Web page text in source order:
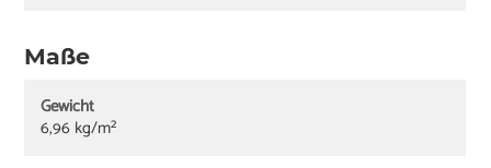
Maße
Gewicht
6,96 kg/m²